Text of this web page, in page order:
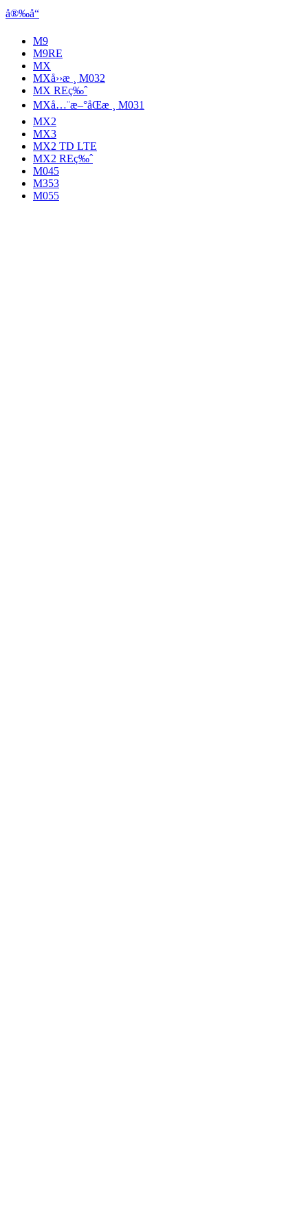
å®‰å“
M9
M9RE
MX
MXå››æ ¸ M032
MX REç‰ˆ
MXå…¨æ–°åŒæ ¸ M031
MX2
MX3
MX2 TD LTE
MX2 REç‰ˆ
M045
M353
M055